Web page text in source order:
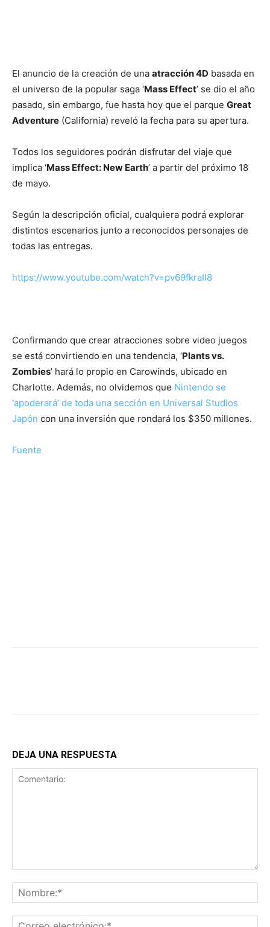
El anuncio de la creación de una atracción 4D basada en
el universo de la popular saga ‘Mass Effect’ se dio el año
pasado, sin embargo, fue hasta hoy que el parque Great
Adventure (California) reveló la fecha para su apertura.
Todos los seguidores podrán disfrutar del viaje que
implica ‘Mass Effect: New Earth’ a partir del próximo 18
de mayo.
Según la descripción oficial, cualquiera podrá explorar
distintos escenarios junto a reconocidos personajes de
todas las entregas.
https://www.youtube.com/watch?v=pv69fkraIl8
Confirmando que crear atracciones sobre video juegos
se está convirtiendo en una tendencia, ‘Plants vs.
Zombies’ hará lo propio en Carowinds, ubicado en
Charlotte. Además, no olvidemos que Nintendo se
‘apoderará’ de toda una sección en Universal Studios
Japón con una inversión que rondará los $350 millones.
Fuente
DEJA UNA RESPUESTA